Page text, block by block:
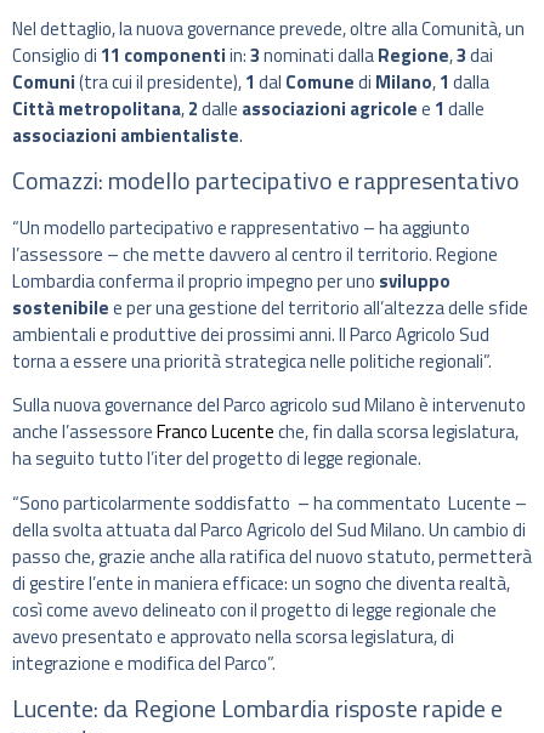
Nel dettaglio, la nuova governance prevede, oltre alla Comunità, un
Consiglio di 11 componentiin:3nominati dallaRegione,3dai
Comuni(tra cui il presidente),1 dal Comunedi Milano,1 dalla
Città metropolitana,2dalle associazioni agricolee 1 dalle
associazioni ambientaliste.
Comazzi: modello partecipativo e rappresentativo
“Un modello partecipativo e rappresentativo – ha aggiunto
l’assessore – che mette davvero al centro il territorio. Regione
Lombardia conferma il proprio impegno per uno sviluppo
sostenibilee per una gestione del territorio all’altezza delle sfide
ambientali e produttive dei prossimi anni. Il Parco Agricolo Sud
torna a essere una priorità strategica nelle politiche regionali”.
Sulla nuova governance del Parco agricolo sud Milano è intervenuto
anche l’assessoreFranco Lucenteche, fin dalla scorsa legislatura,
ha seguito tutto l’iter del progetto di legge regionale.
“Sono particolarmente soddisfatto – ha commentato Lucente –
della svolta attuata dal Parco Agricolo del Sud Milano. Un cambio di
passo che, grazie anche alla ratifica del nuovo statuto, permetterà
di gestire l’ente in maniera efficace: un sogno che diventa realtà,
così come avevo delineato con il progetto di legge regionale che
avevo presentato e approvato nella scorsa legislatura, di
integrazione e modifica del Parco”.
Lucente: da Regione Lombardia risposte rapide e